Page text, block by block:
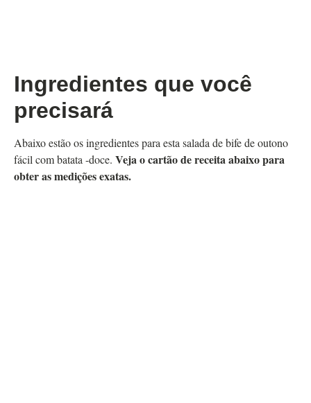
Ingredientes que você
precisará
Abaixo estão os ingredientes para esta salada de bife de outono
fácil com batata -doce. Veja o cartão de receita abaixo para
obter as medições exatas.